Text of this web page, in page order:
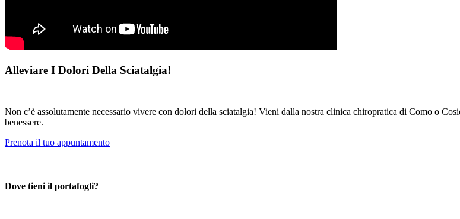
Alleviare I Dolori Della Sciatalgia!
Non c’è assolutamente necessario vivere con dolori della sciatalgia! Vieni dalla nostra clinica chiropratica di Como o
benessere.
Prenota il tuo appuntamento
Dove tieni il portafogli?